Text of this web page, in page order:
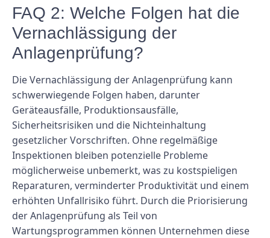
FAQ 2: Welche Folgen hat die
Vernachlässigung der
Anlagenprüfung?
Die Vernachlässigung der Anlagenprüfung kann
schwerwiegende Folgen haben, darunter
Geräteausfälle, Produktionsausfälle,
Sicherheitsrisiken und die Nichteinhaltung
gesetzlicher Vorschriften. Ohne regelmäßige
Inspektionen bleiben potenzielle Probleme
möglicherweise unbemerkt, was zu kostspieligen
Reparaturen, verminderter Produktivität und einem
erhöhten Unfallrisiko führt. Durch die Priorisierung
der Anlagenprüfung als Teil von
Wartungsprogrammen können Unternehmen diese